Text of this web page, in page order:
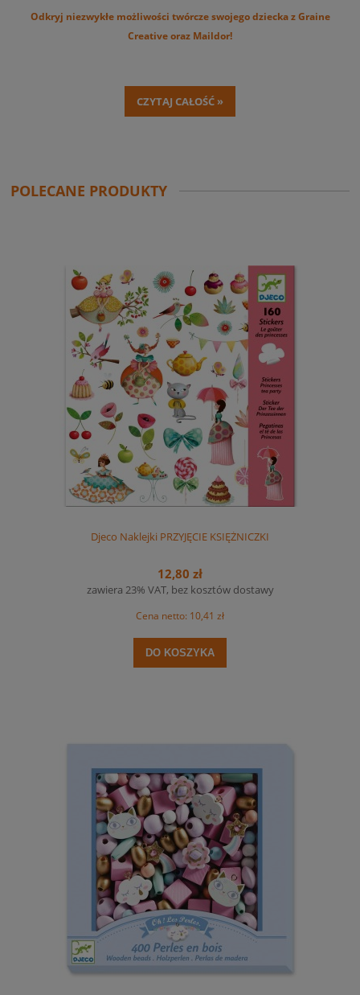
Odkryj niezwykłe możliwości twórcze swojego dziecka z Graine
Creative oraz Maildor!
CZYTAJ CAŁOŚĆ »
POLECANE PRODUKTY
Djeco Naklejki PRZYJĘCIE KSIĘŻNICZKI
12,80 zł
zawiera 23% VAT, bez kosztów dostawy
Cena netto: 10,41 zł
DO KOSZYKA